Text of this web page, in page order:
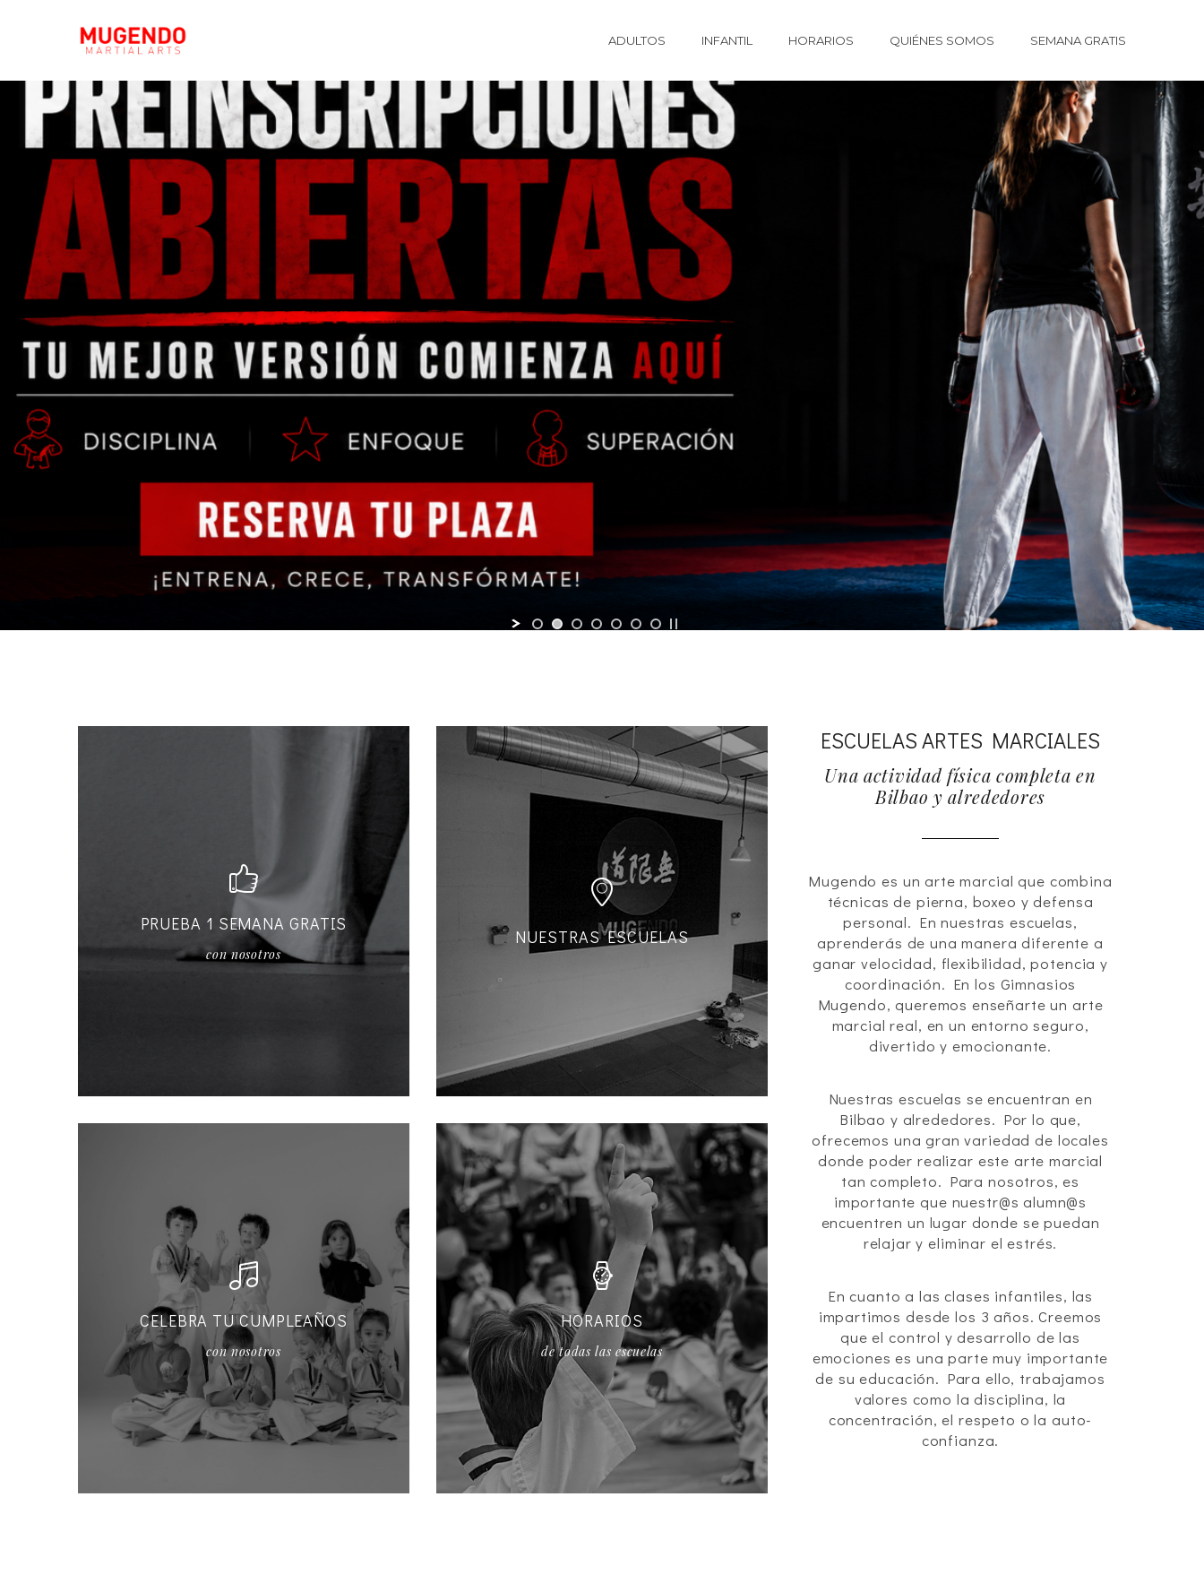
ADULTOS INFANTIL HORARIOS QUIÉNES SOMOS SEMANA GRATIS
PRUEBA 1 SEMANA GRATIS
con nosotros
CELEBRA TU CUMPLEAÑOS
con nosotros
NUESTRAS ESCUELAS
HORARIOS
de todas las escuelas
ESCUELAS ARTES MARCIALES
Una actividad física completa en
Bilbao y alrededores
Mugendo es un arte marcial que combina
técnicas de pierna, boxeo y defensa
personal. En nuestras escuelas,
aprenderás de una manera diferente a
ganar velocidad, flexibilidad, potencia y
coordinación. En los Gimnasios
Mugendo, queremos enseñarte un arte
marcial real, en un entorno seguro,
divertido y emocionante.
Nuestras escuelas se encuentran en
Bilbao y alrededores. Por lo que,
ofrecemos una gran variedad de locales
donde poder realizar este arte marcial
tan completo. Para nosotros, es
importante que nuestr@s alumn@s
encuentren un lugar donde se puedan
relajar y eliminar el estrés.
En cuanto a las clases infantiles, las
impartimos desde los 3 años. Creemos
que el control y desarrollo de las
emociones es una parte muy importante
de su educación. Para ello, trabajamos
valores como la disciplina, la
concentración, el respeto o la auto-
confianza.